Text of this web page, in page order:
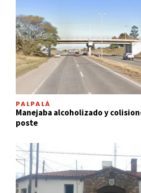
PALPALÁ
Manejaba alcoholizado y
poste